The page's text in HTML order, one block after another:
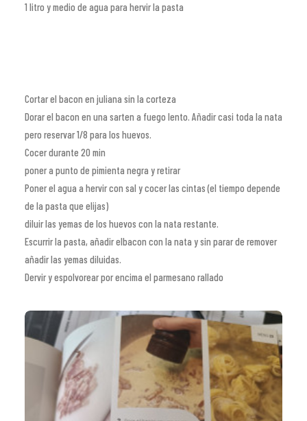
1 litro y medio de agua para hervir la pasta
Cortar el bacon en juliana sin la corteza
Dorar el bacon en una sarten a fuego lento. Añadir casi toda la nata
pero reservar 1/8 para los huevos.
Cocer durante 20 min
poner a punto de pimienta negra y retirar
Poner el agua a hervir con sal y cocer las cintas (el tiempo depende
de la pasta que elijas)
diluir las yemas de los huevos con la nata restante.
Escurrir la pasta, añadir elbacon con la nata y sin parar de remover
añadir las yemas diluidas.
Dervir y espolvorear por encima el parmesano rallado